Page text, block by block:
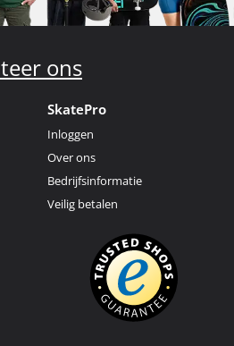
ons
SkatePro
Inloggen
Over ons
Bedrijfsinformatie
Veilig betalen